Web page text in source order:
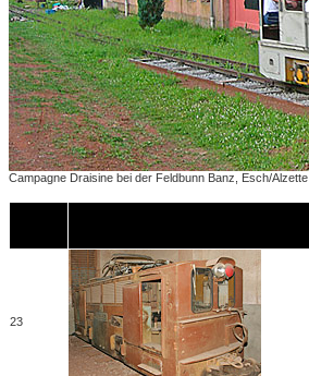
Campagne Draisine bei der Feldbunn Banz, Esch/Alzette
23